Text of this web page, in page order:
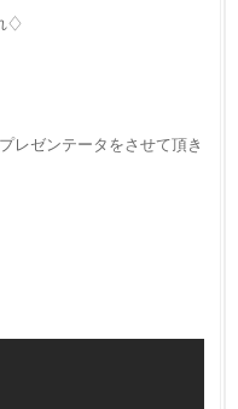
♢
レゼンテータをさせて頂き